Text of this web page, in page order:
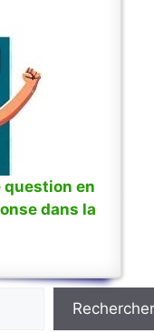
question en
dans la
Rechercher